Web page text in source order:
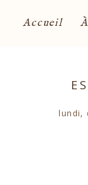
Accueil
lundi,